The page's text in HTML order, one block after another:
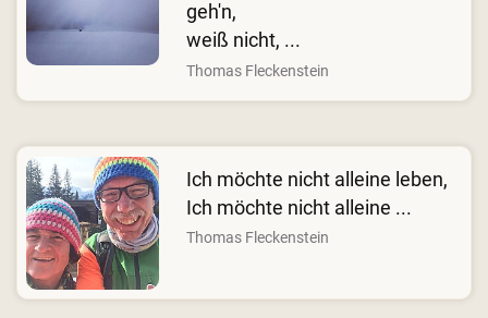
geh'n,
weiß nicht, ...
Thomas Fleckenstein
Ich möchte nicht alleine leben,
Ich möchte nicht alleine ...
Thomas Fleckenstein